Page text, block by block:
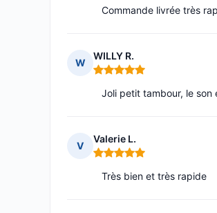
Commande livrée très
W
WILLY R.
Note : 5 sur 5
Joli petit tambour, le son
V
Valerie L.
Note : 5 sur 5
Très bien et très rapide